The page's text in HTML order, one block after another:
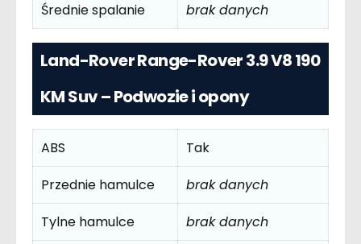
Średnie spalanie
brak danych
Land-Rover Range-Rover 3.9 V8 190
KM Suv – Podwozie i opony
ABS
Tak
Przednie hamulce
brak danych
Tylne hamulce
brak danych